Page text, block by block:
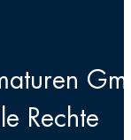
Rechte